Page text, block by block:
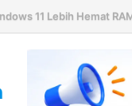
Disk HAMR 50 TB Mulai